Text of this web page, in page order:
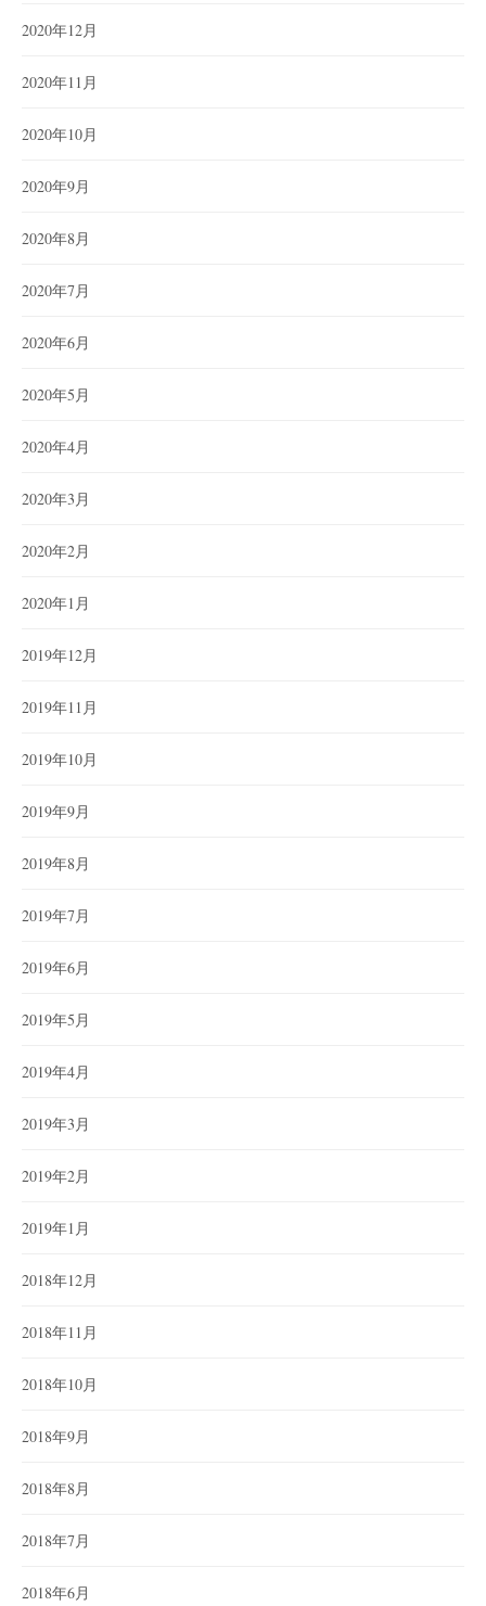
2020年12月
2020年11月
2020年10月
2020年9月
2020年8月
2020年7月
2020年6月
2020年5月
2020年4月
2020年3月
2020年2月
2020年1月
2019年12月
2019年11月
2019年10月
2019年9月
2019年8月
2019年7月
2019年6月
2019年5月
2019年4月
2019年3月
2019年2月
2019年1月
2018年12月
2018年11月
2018年10月
2018年9月
2018年8月
2018年7月
2018年6月